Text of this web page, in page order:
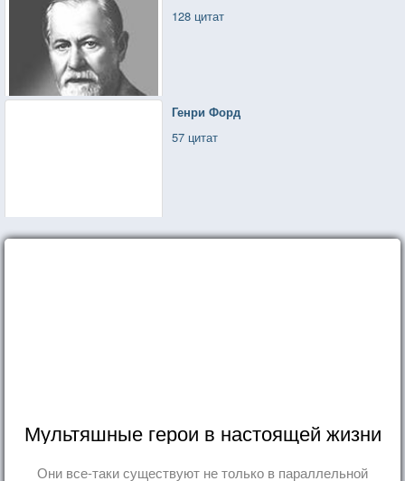
128 цитат
Генри Форд
57 цитат
Мультяшные герои в настоящей жизни
Они все-таки существуют не только в параллельной